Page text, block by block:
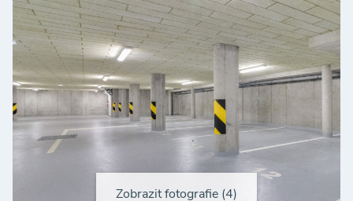
Zobrazit fotografie (4)